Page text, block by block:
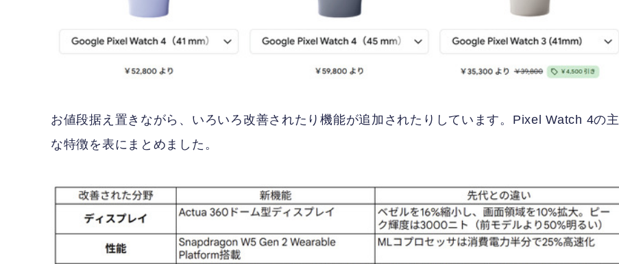
お値段据え置きながら、いろいろ改善されたり機能が追加されたりしています。Pixel Watch 4の主
な特徴を表にまとめました。